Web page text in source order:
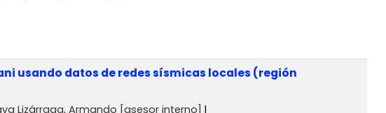
usando datos de redes sísmicas locales (región
Lizárraga, Armando [asesor interno]